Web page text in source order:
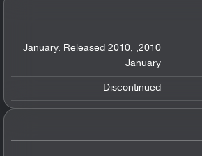
2010
,
January. Released 2010,
January
Discontinued